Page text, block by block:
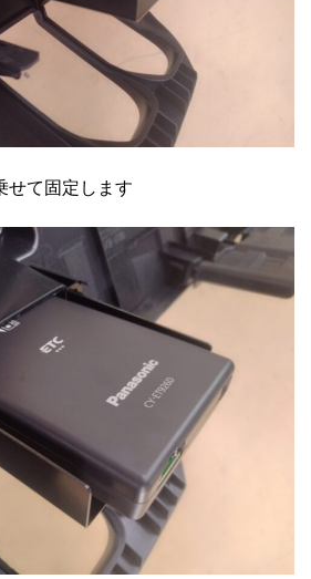
せて固定します